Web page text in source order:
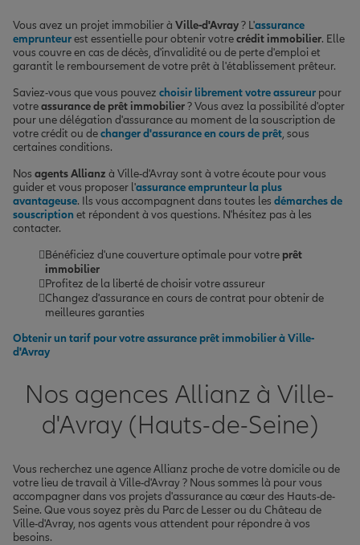
Vous avez un projet immobilier à Ville-d'Avray? L'assurance
emprunteurest essentielle pour obtenir votrecrédit immobilier. Elle
vous couvre en cas de décès, d'invalidité ou de perte d'emploi et
garantit le remboursement de votre prêt à l'établissement prêteur.
Saviez-vous que vous pouvez choisir librement votre assureur pour
votreassurance de prêt immobilier? Vous avez la possibilité d'opter
pour une délégation d'assurance au moment de la souscription de
votre crédit ou dechanger d'assurance en cours de prêt, sous
certaines conditions.
Nos agents Allianz à Ville-d'Avray sont à votre écoute pour vous
guider et vous proposer l'assurance emprunteur la plus
avantageuse. Ils vous accompagnent dans toutes les démarches de
souscription et répondent à vos questions. N'hésitez pas à les
contacter.
Bénéficiez d'une couverture optimale pour votre prêt
immobilier
Profitez de la liberté de choisir votre assureur
Changez d'assurance en cours de contrat pour obtenir de
meilleures garanties
Obtenir un tarif pour votre assurance prêt immobilier à Ville-
d'Avray
Nos agences Allianz à Ville-
d'Avray (Hauts-de-Seine)
Vous recherchez une agence Allianz proche de votre domicile ou de
votre lieu de travail à Ville-d'Avray ? Nous sommes là pour vous
accompagner dans vos projets d'assurance au cœur des Hauts-de-
Seine. Que vous soyez près du Parc de Lesser ou du Château de
Ville-d'Avray, nos agents vous attendent pour répondre à vos
besoins.